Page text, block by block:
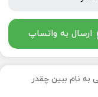
ارسال به واتساپ
نام ببین چقدر